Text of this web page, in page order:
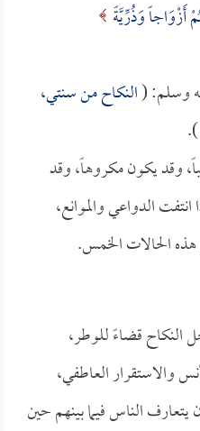
أَزْوَاجاً وَذُرِّيَّةً
وسلم: (النكاح من سنتي،
).
وقد يكون مكروهاً، وقد
الدواعي والموانع،
الحالات الخمس.
النكاح قضاءً للوطر،
والاستقرار العاطفي،
الناس فيما بينهم حين